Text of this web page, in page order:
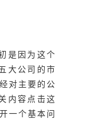
是因为这个
大公司的市
对主要的公
内容点击这
一个基本问